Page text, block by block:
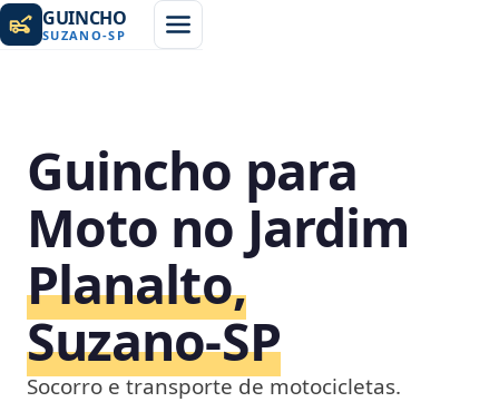
GUINCHO
SUZANO-SP
Guincho para
Moto no Jardim
Planalto,
Suzano‑SP
Socorro e transporte de motocicletas.